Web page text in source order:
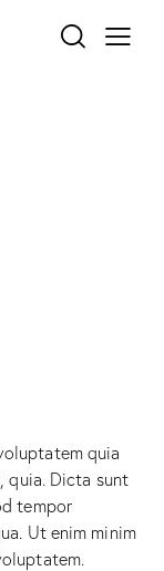
quia
quia. Dicta sunt
tempor
Ut enim minim